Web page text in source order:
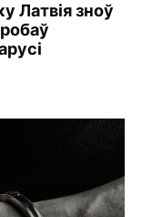
Латвія зноў